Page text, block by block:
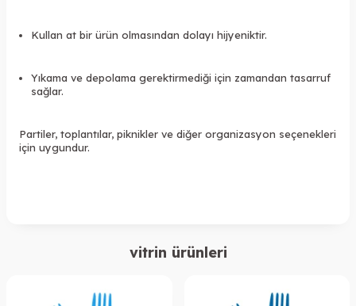
Kullan at bir ürün olmasından dolayı hijyeniktir.
Yıkama ve depolama gerektirmediği için zamandan tasarruf
sağlar.
Partiler, toplantılar, piknikler ve diğer organizasyon seçenekleri
için uygundur.
vitrin ürünleri